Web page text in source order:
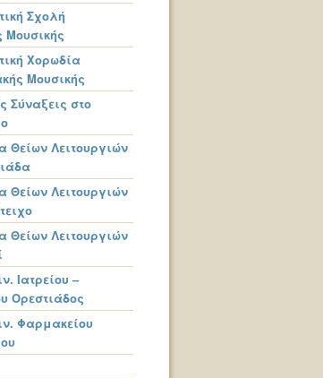
Σχολή
Μουσικής
Χορωδία
Μουσικής
Σύναξεις στο
Λειτουργιών
Λειτουργιών
Λειτουργιών
Ιατρείου –
Ορεστιάδος
Φαρμακείου